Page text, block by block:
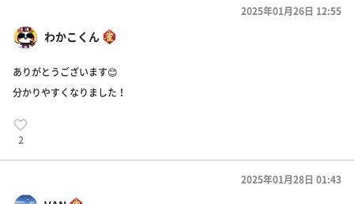
わかこくん
2025年01月26日 12:55
ありがとうございます😊
分かりやすくなりました！
2
2025年01月28日 01:43